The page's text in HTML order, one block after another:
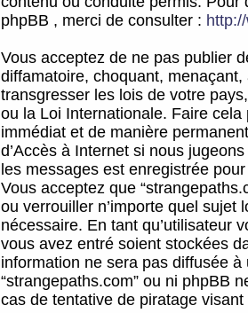
phpBB , merci de consulter :
Vous acceptez de ne pas publier
diffamatoire, choquant,
transgresser les lois de votre
ou la Loi Internationale. Faire
immédiat et de manière
d’Accès à Internet si nous
les messages est enregistrée
Vous acceptez que
ou verrouiller n’importe quel sujet
nécessaire. En tant qu’utilisateur
vous avez entré soient stockées
information ne sera pas diffusée
“strangepaths.com” ou ni phpBB
cas de tentative de piratage